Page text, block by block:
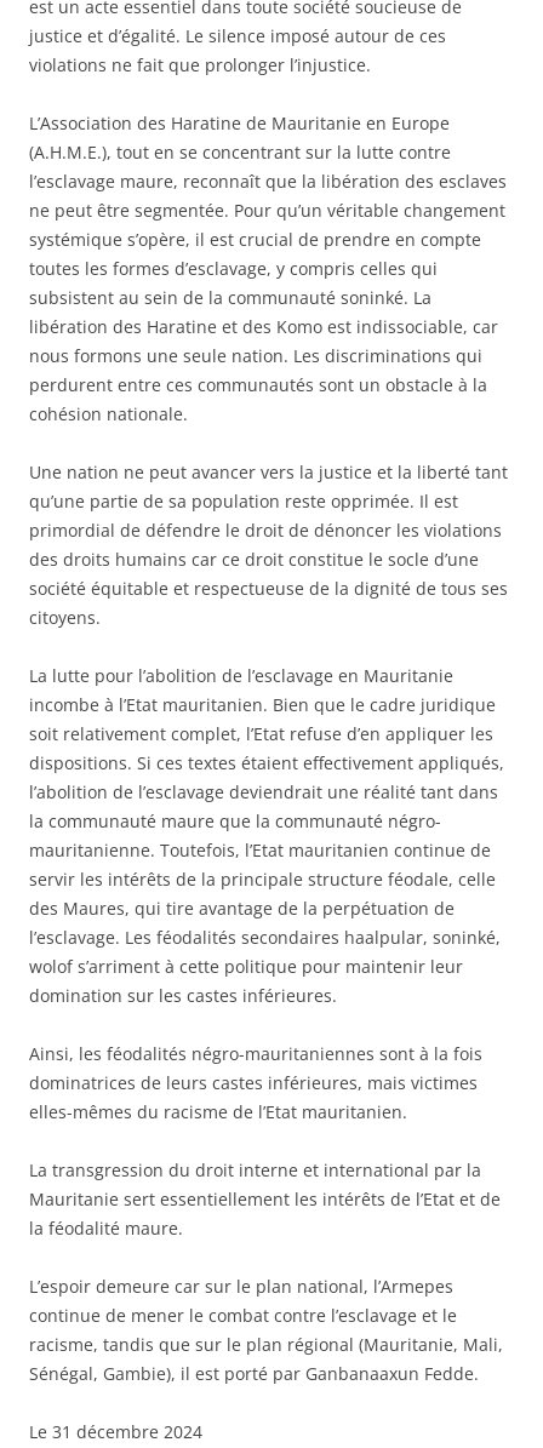
est un acte essentiel dans toute société soucieuse de
justice et d’égalité. Le silence imposé autour de ces
violations ne fait que prolonger l’injustice.
L’Association des Haratine de Mauritanie en Europe
(A.H.M.E.), tout en se concentrant sur la lutte contre
l’esclavage maure, reconnaît que la libération des esclaves
ne peut être segmentée. Pour qu’un véritable changement
systémique s’opère, il est crucial de prendre en compte
toutes les formes d’esclavage, y compris celles qui
subsistent au sein de la communauté soninké. La
libération des Haratine et des Komo est indissociable, car
nous formons une seule nation. Les discriminations qui
perdurent entre ces communautés sont un obstacle à la
cohésion nationale.
Une nation ne peut avancer vers la justice et la liberté tant
qu’une partie de sa population reste opprimée. Il est
primordial de défendre le droit de dénoncer les violations
des droits humains car ce droit constitue le socle d’une
société équitable et respectueuse de la dignité de tous ses
citoyens.
La lutte pour l’abolition de l’esclavage en Mauritanie
incombe à l’Etat mauritanien. Bien que le cadre juridique
soit relativement complet, l’Etat refuse d’en appliquer les
dispositions. Si ces textes étaient effectivement appliqués,
l’abolition de l’esclavage deviendrait une réalité tant dans
la communauté maure que la communauté négro-
mauritanienne. Toutefois, l’Etat mauritanien continue de
servir les intérêts de la principale structure féodale, celle
des Maures, qui tire avantage de la perpétuation de
l’esclavage. Les féodalités secondaires haalpular, soninké,
wolof s’arriment à cette politique pour maintenir leur
domination sur les castes inférieures.
Ainsi, les féodalités négro-mauritaniennes sont à la fois
dominatrices de leurs castes inférieures, mais victimes
elles-mêmes du racisme de l’Etat mauritanien.
La transgression du droit interne et international par la
Mauritanie sert essentiellement les intérêts de l’Etat et de
la féodalité maure.
L’espoir demeure car sur le plan national, l’Armepes
continue de mener le combat contre l’esclavage et le
racisme, tandis que sur le plan régional (Mauritanie, Mali,
Sénégal, Gambie), il est porté par Ganbanaaxun Fedde.
Le 31 décembre 2024